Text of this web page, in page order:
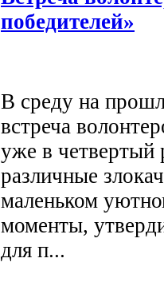
победителей»
В среду на
встреча
уже в четвертый
различные
маленьком
моменты,
для п...